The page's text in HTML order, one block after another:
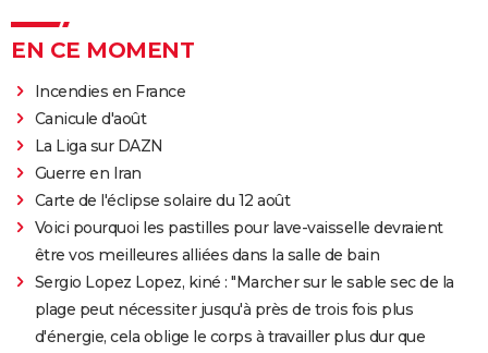
EN CE MOMENT
Incendies en France
Canicule d'août
La Liga sur DAZN
Guerre en Iran
Carte de l'éclipse solaire du 12 août
Voici pourquoi les pastilles pour lave-vaisselle devraient
être vos meilleures alliées dans la salle de bain
Sergio Lopez Lopez, kiné : "Marcher sur le sable sec de la
plage peut nécessiter jusqu'à près de trois fois plus
d'énergie, cela oblige le corps à travailler plus dur que